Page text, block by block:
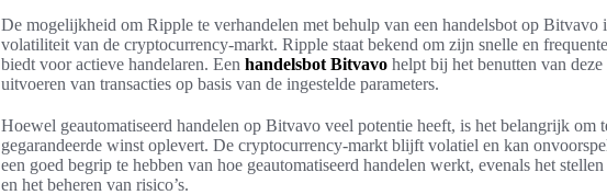
De mogelijkheid om Ripple te verhandelen met behulp van een handelsbot op Bitvavo
volatiliteit van de cryptocurrency-markt. Ripple staat bekend om zijn snelle en
biedt voor actieve handelaren. Een handelsbot Bitvavo helpt bij het benutten van
uitvoeren van transacties op basis van de ingestelde parameters.
Hoewel geautomatiseerd handelen op Bitvavo veel potentie heeft, is het belangrijk om
gegarandeerde winst oplevert. De cryptocurrency-markt blijft volatiel en kan
een goed begrip te hebben van hoe geautomatiseerd handelen werkt, evenals het
en het beheren van risico’s.